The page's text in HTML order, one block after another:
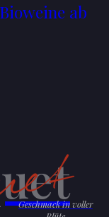
ab
Geschmack in voller